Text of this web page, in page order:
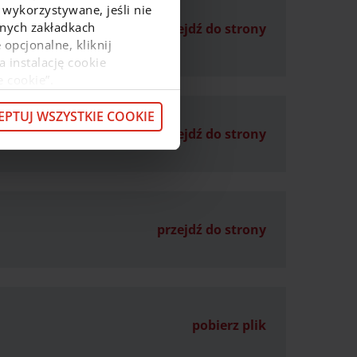
jeśli nie
zakładkach
opcjonalne, kliknij
instalację cookie
podlinkiem.
WSZYSTKIE COOKIE
osób
przejdź do strony
przejdź do strony
przejdź do strony
pobierz plik